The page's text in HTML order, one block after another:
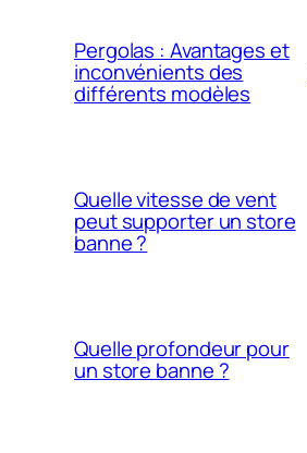
Pergolas : Avantages et
inconvénients des
différents modèles
Quelle vitesse de vent
peut supporter un store
banne ?
Quelle profondeur pour
un store banne ?